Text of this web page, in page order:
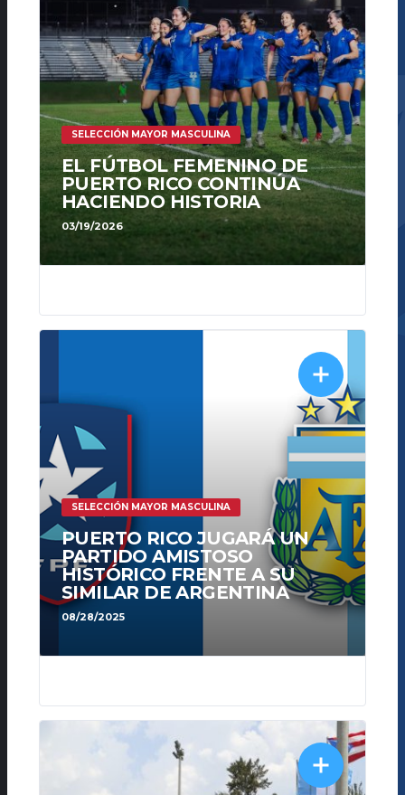
SELECCIÓN MAYOR MASCULINA
EL FÚTBOL FEMENINO DE
PUERTO RICO CONTINÚA
HACIENDO HISTORIA
03/19/2026
SELECCIÓN MAYOR MASCULINA
PUERTO RICO JUGARÁ UN
PARTIDO AMISTOSO
HISTÓRICO FRENTE A SU
SIMILAR DE ARGENTINA
08/28/2025